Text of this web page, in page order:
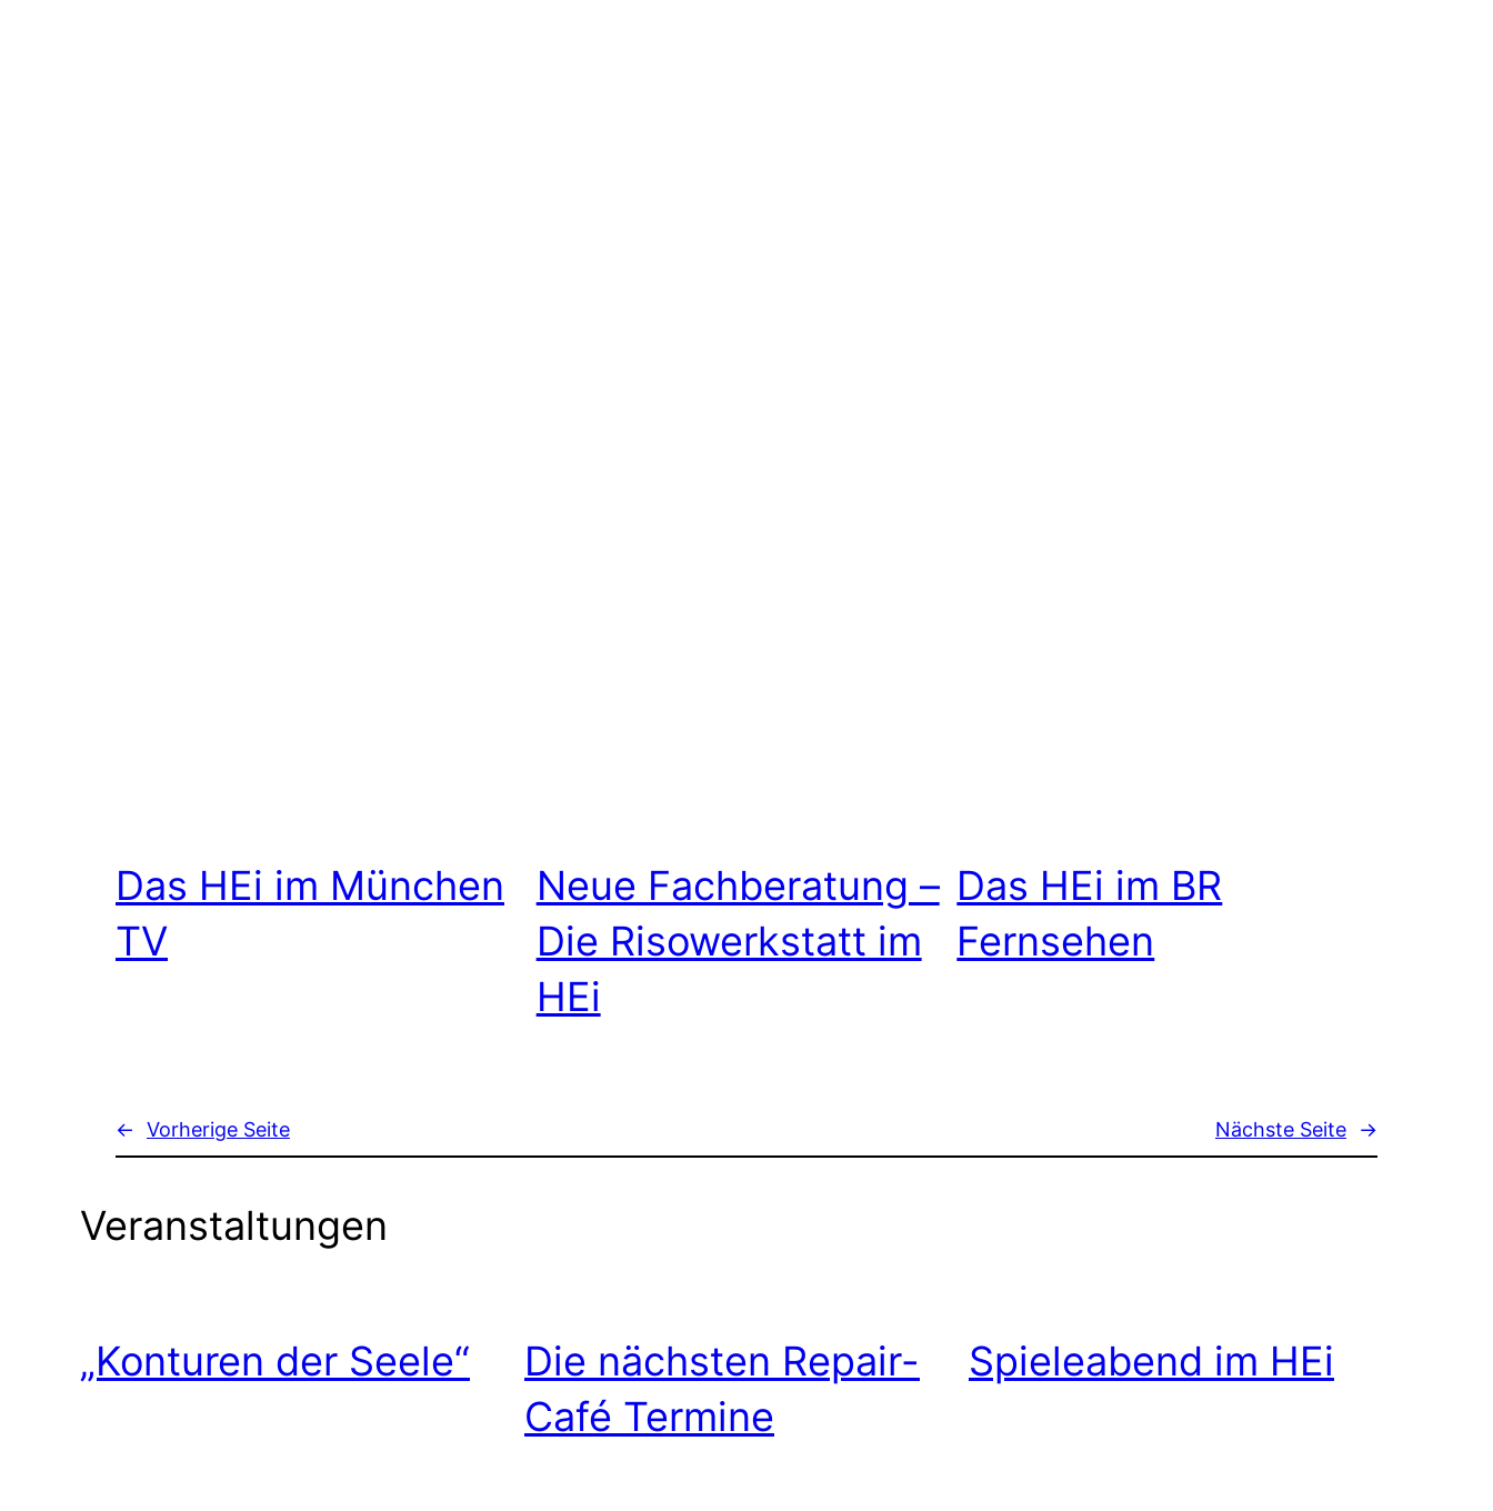
Das HEi im München
TV
Neue Fachberatung –
Die Risowerkstatt im
HEi
Das HEi im BR
Fernsehen
← Vorherige Seite Nächste Seite →
Veranstaltungen
„Konturen der Seele“
Die nächsten Repair-
Café Termine
Spieleabend im HEi